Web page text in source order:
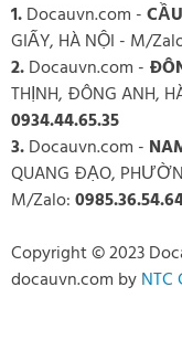
1.Docauvn.com -
GIẤY, HÀ NỘI - M/
2.Docauvn.com -
THỊNH, ĐÔNG ANH,
0934.44.65.35
3.Docauvn.com -
QUANG ĐẠO,
M/Zalo:
Copyright © 2023
docauvn.com byNTC